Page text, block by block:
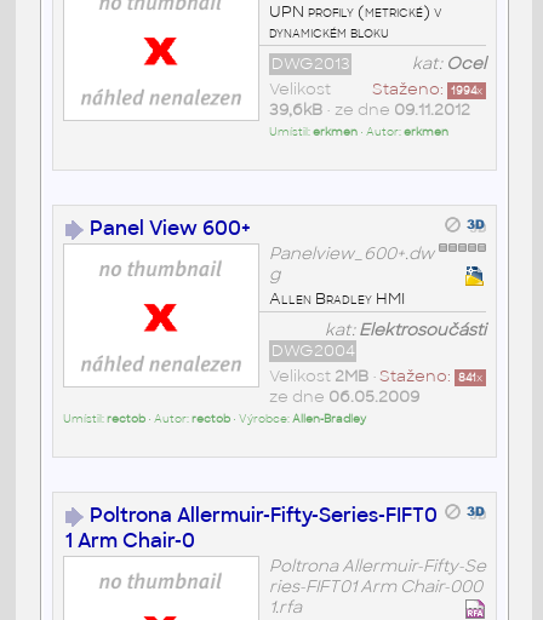
UPN profily (metrické) v
dynamickém bloku
kat: Ocel
DWG2013
Staženo: 1994x
Velikost
39,6kB• ze dne 09.11.2012
Umístil:erkmen• Autor:erkmen
Panel View 600+
Panelview_600+.dw
g
Allen Bradley HMI
kat:Elektrosoučásti
DWG2004
Staženo: 841x
Velikost 2MB•
ze dne 06.05.2009
Umístil:rectob• Autor:rectob• Výrobce:Allen-Bradley
Poltrona Allermuir-Fifty-Series-FIFT0
1 Arm Chair-0
Poltrona Allermuir-Fifty-Se
ries-FIFT01 Arm Chair-000
1.rfa